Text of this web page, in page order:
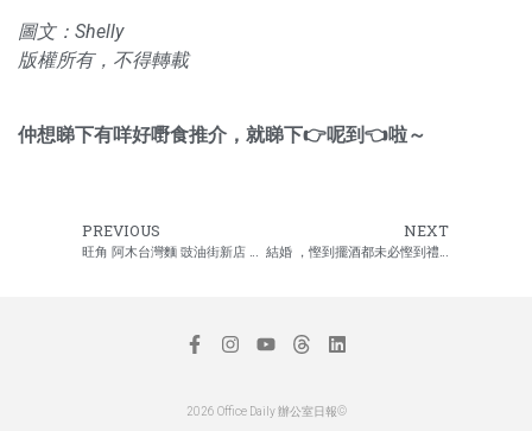
圖文：Shelly
版權所有，不得轉載
仲想睇下有咩好嘢食推介，就睇下👉呢到👈啦～
PREVIOUS NEXT
2026 Office Daily 辦公室日報©